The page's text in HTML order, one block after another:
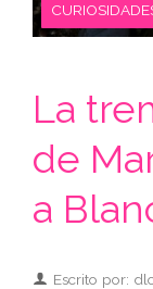
La
de
a
Escrito por: